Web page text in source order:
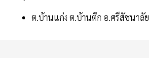
ต.บ้านแก่ง ต.บ้านตึก อ.ศรีสัชนาลัย